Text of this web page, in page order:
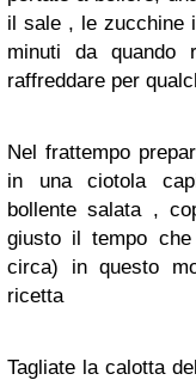
il sale , le zucchine
minuti da quando
raffreddare per
Nel frattempo
in una ciotola
bollente salata ,
giusto il tempo
circa) in questo
ricetta
Tagliate la calotta